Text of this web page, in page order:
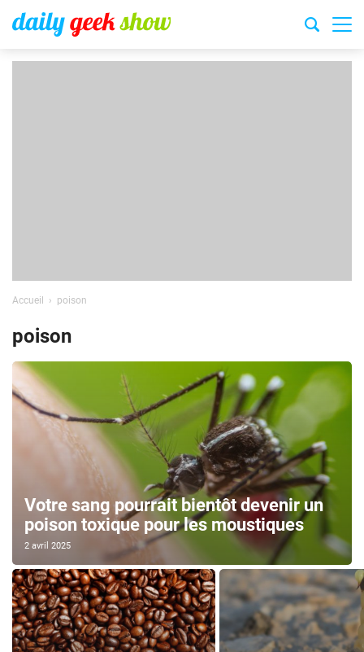
Accueil poison
poison
Votre sang pourrait bientôt devenir un
poison toxique pour les moustiques
2 avril 2025